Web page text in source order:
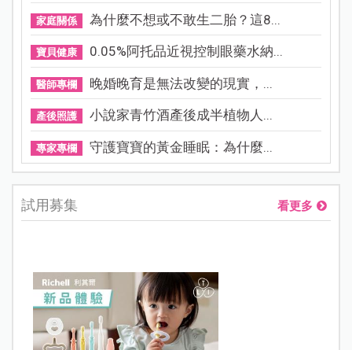
家庭關係 為什麼不想或不敢生二胎？這8...
寶貝健康 0.05%阿托品近視控制眼藥水納...
醫師專欄 晚婚晚育是無法改變的現實，...
產後照護 小說家青竹酒產後成半植物人...
專家專欄 守護寶寶的黃金睡眠：為什麼...
試用募集 看更多